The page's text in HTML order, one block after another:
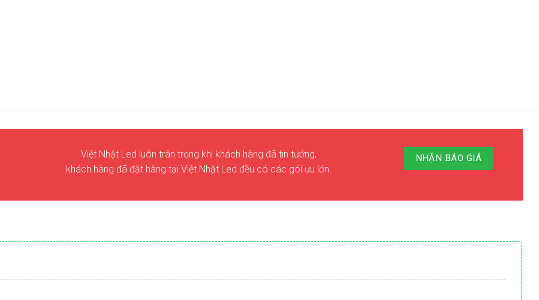
Việt Nhật Led luôn trân trọng khi khách hàng đã tin tưởng,
khách hàng đã đặt hàng tại Việt Nhật Led đều có các gói ưu lớn.
NHẬN BÁO GIÁ